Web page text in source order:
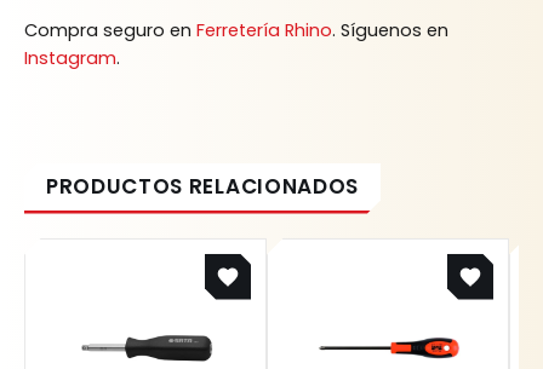
Compra seguro en Ferretería Rhino. Síguenos en
Instagram.